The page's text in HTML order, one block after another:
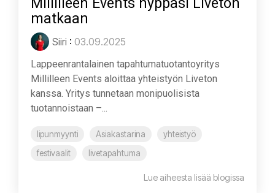
Millilleen Events hyppäsi Liveton
matkaan
Siiri : 03.09.2025
Lappeenrantalainen tapahtumatuotantoyritys
Millilleen Events aloittaa yhteistyön Liveton
kanssa. Yritys tunnetaan monipuolisista
tuotannoistaan –...
lipunmyynti Asiakastarina
yhteistyö
festivaalit
livetapahtuma
Lue aiheesta lisää blogissa